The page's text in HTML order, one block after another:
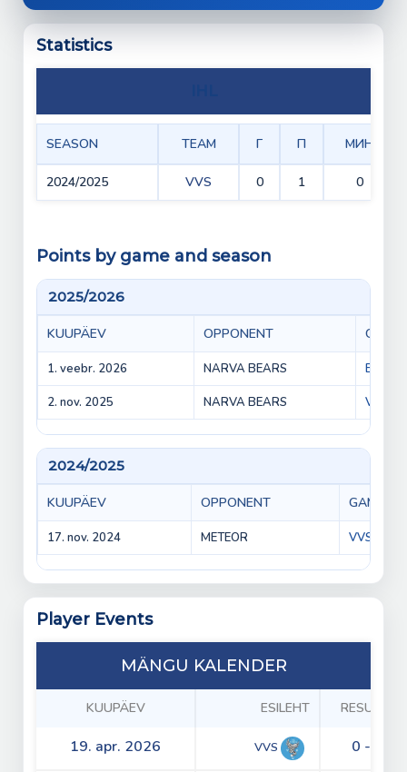
Statistics
SEASON TEAM Г П МИН
2024/2025 VVS 0 1 0
Points by game and season
2025/2026
KUUPÄEV OPPONENT GAME
1. veebr. 2026 NARVA BEARS
2. nov. 2025 NARVA BEARS VVS vs
2024/2025
KUUPÄEV OPPONENT GAME
17. nov. 2024 METEOR VVS vs
Player Events
MÄNGU KALENDER
KUUPÄEV ESILEHT RESULTS
19. apr. 2026 VVS 0 - 4